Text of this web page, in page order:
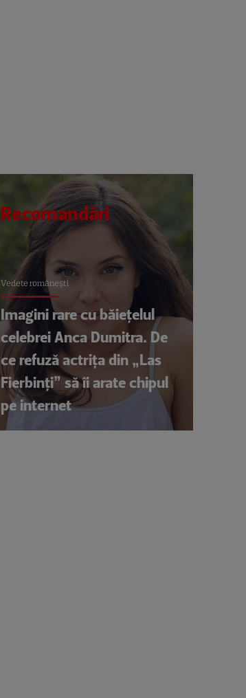
Recomandări
Vedete româneşti
Imagini rare cu băiețelul
celebrei Anca Dumitra. De
ce refuză actrița din „Las
Fierbinți” să îi arate chipul
pe internet